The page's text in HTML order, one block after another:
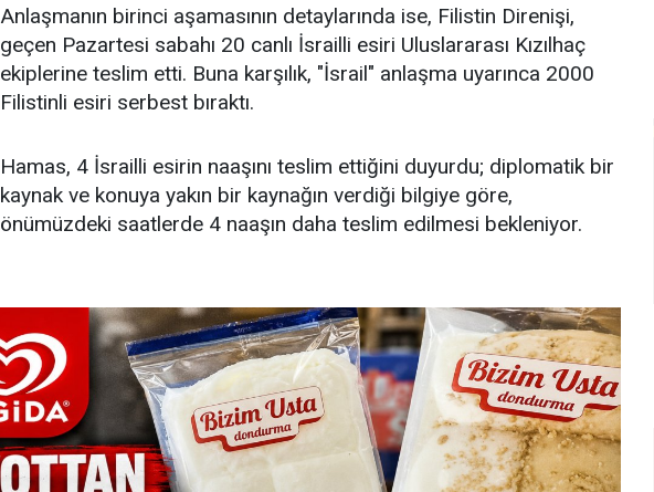
Anlaşmanın birinci aşamasının detaylarında ise, Filistin Direnişi,
geçen Pazartesi sabahı 20 canlı İsrailli esiri Uluslararası Kızılhaç
ekiplerine teslim etti. Buna karşılık, "İsrail" anlaşma uyarınca 2000
Filistinli esiri serbest bıraktı.
Hamas, 4 İsrailli esirin naaşını teslim ettiğini duyurdu; diplomatik bir
kaynak ve konuya yakın bir kaynağın verdiği bilgiye göre,
önümüzdeki saatlerde 4 naaşın daha teslim edilmesi bekleniyor.